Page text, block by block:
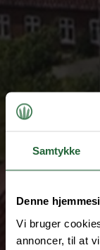
Samtykke
Denne
Vi bruger
annoncer, til at